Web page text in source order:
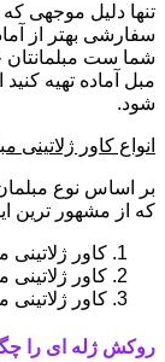
تنها دلیل موجهی
سفارشی بهتر از
شما ست مبلمانتان
مبل آماده تهیه
شود.
انواع کاور ژلاتینی
بر اساس نوع
که از مشهور ترین
کاور
کاور
کاور ژلاتینی
روکش ژله ای را